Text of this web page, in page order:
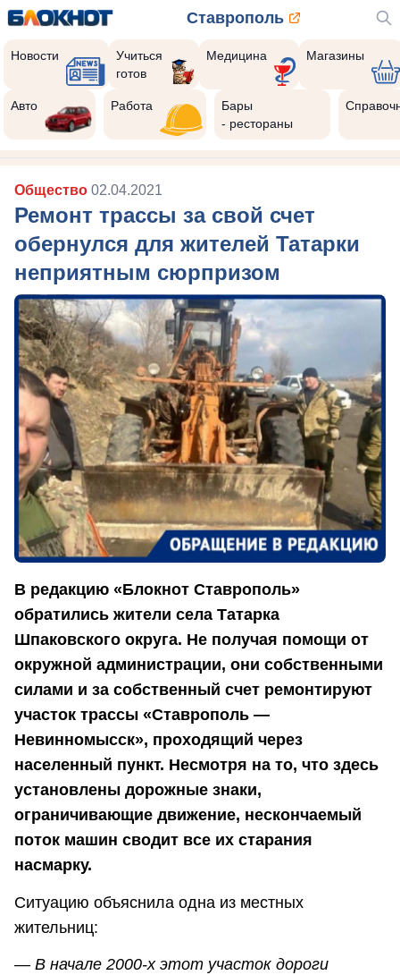
Ставрополь
Новости
Учиться
готов
Медицина Магазины
Авто Работа
Бары
- рестораны
Общество 02.04.2021
Ремонт трассы за свой счет
обернулся для жителей Татарки
неприятным сюрпризом
В редакцию «Блокнот Ставрополь»
обратились жители села Татарка
Шпаковского округа. Не получая помощи от
окружной администрации, они собственными
силами и за собственный счет ремонтируют
участок трассы «Ставрополь —
Невинномысск», проходящий через
населенный пункт. Несмотря на то, что здесь
установлены дорожные знаки,
ограничивающие движение, нескончаемый
поток машин сводит все их старания
насмарку.
Ситуацию объяснила одна из местных
жительниц:
— В начале 2000-х этот участок дороги